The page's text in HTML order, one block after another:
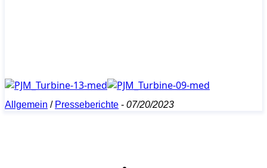
Allgemein / Presseberichte - 07/20/2023